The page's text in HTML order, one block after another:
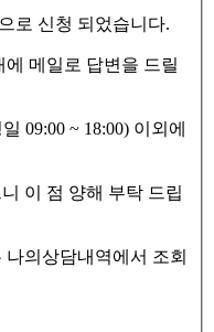
로 신청 되었습니다.
메일로 답변을 드릴
09:00 ~ 18:00) 이외에
이 점 양해 부탁 드립
의상담내역에서 조회